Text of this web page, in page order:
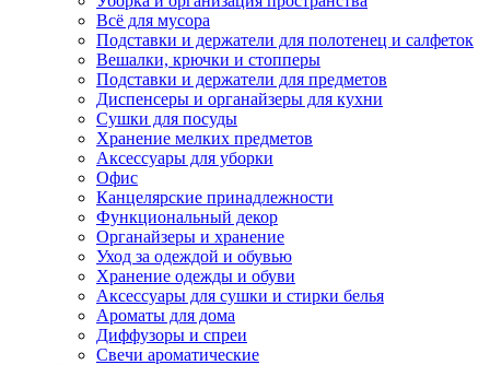
Всё для мусора
Подставки и держатели для полотенец и салфеток
Вешалки, крючки и стопперы
Подставки и держатели для предметов
Диспенсеры и органайзеры для кухни
Сушки для посуды
Хранение мелких предметов
Аксессуары для уборки
Офис
Канцелярские принадлежности
Функциональный декор
Органайзеры и хранение
Уход за одеждой и обувью
Хранение одежды и обуви
Аксессуары для сушки и стирки белья
Ароматы для дома
Диффузоры и спреи
Свечи ароматические